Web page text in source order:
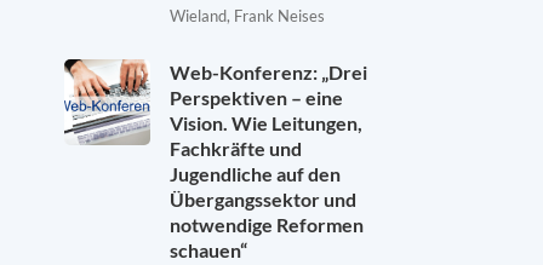
Wieland, Frank Neises
Web-Konferenz: „Drei
Perspektiven – eine
Vision. Wie Leitungen,
Fachkräfte und
Jugendliche auf den
Übergangssektor und
notwendige Reformen
schauen“